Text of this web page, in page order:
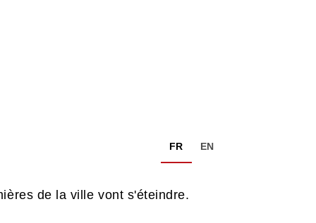
FR EN
de la ville vont s'éteindre.